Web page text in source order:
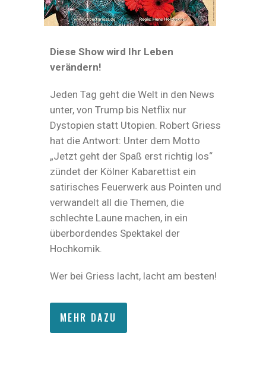
Diese Show wird Ihr Leben
verändern!
Jeden Tag geht die Welt in den News
unter, von Trump bis Netflix nur
Dystopien statt Utopien. Robert Griess
hat die Antwort: Unter dem Motto
„Jetzt geht der Spaß erst richtig los“
zündet der Kölner Kabarettist ein
satirisches Feuerwerk aus Pointen und
verwandelt all die Themen, die
schlechte Laune machen, in ein
überbordendes Spektakel der
Hochkomik.
Wer bei Griess lacht, lacht am besten!
MEHR DAZU